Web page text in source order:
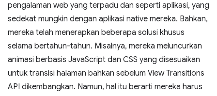
pengalaman web yang terpadu dan seperti aplikasi, yang
sedekat mungkin dengan aplikasi native mereka. Bahkan,
mereka telah menerapkan beberapa solusi khusus
selama bertahun-tahun. Misalnya, mereka meluncurkan
animasi berbasis JavaScript dan CSS yang disesuaikan
untuk transisi halaman bahkan sebelum View Transitions
API dikembangkan. Namun, hal itu berarti mereka harus